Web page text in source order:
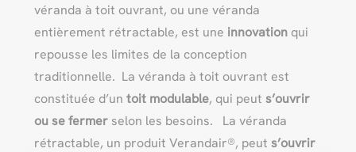
véranda à toit ouvrant, ou une véranda
entièrement rétractable, est une innovationqui
repousse les limites de la conception
traditionnelle. La véranda à toit ouvrant est
constituée d’un toit modulable, qui peut s’ouvrir
ou se fermerselon les besoins. La véranda
rétractable, un produit Verandair®, peut s’ouvrir